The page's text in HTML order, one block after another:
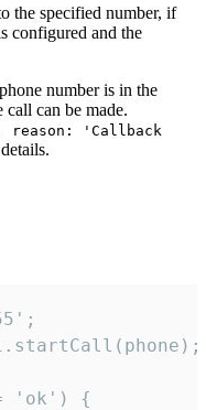
the specified number, if
configured and the
number is in the
call can be made.
'Callback
'ok') {